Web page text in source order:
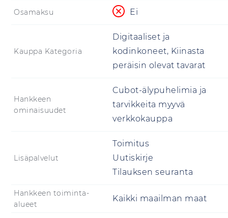
Osamaksu Ei
Kauppa Kategoria
Digitaaliset ja
kodinkoneet, Kiinasta
peräisin olevat tavarat
Hankkeen
ominaisuudet
Cubot-älypuhelimia ja
tarvikkeita myyvä
verkkokauppa
Lisäpalvelut
Toimitus
Uutiskirje
Tilauksen seuranta
Hankkeen toiminta-
alueet
Kaikki maailman maat